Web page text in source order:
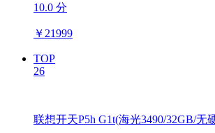
10.0 分
￥ 21999
TOP
26
联想开天P5h G1t(海光3490/32GB/无